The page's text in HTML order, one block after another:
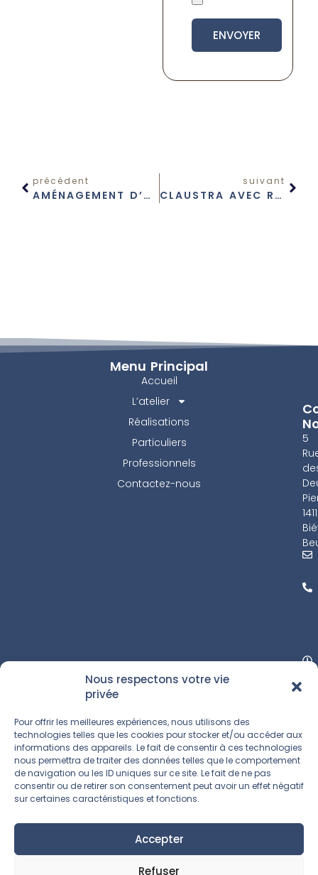
Nous respectons votre vie
privée
Pour offrir les meilleures expériences, nous utilisons des
technologies telles que les cookies pour stocker et/ou accéder aux
informations des appareils. Le fait de consentir à ces technologies
nous permettra de traiter des données telles que le comportement
de navigation ou les ID uniques sur ce site. Le fait de ne pas
consentir ou de retirer son consentement peut avoir un effet négatif
sur certaines caractéristiques et fonctions.
Accepter
Refuser
ENVOYER
précédent
AMÉNAGEMENT D’UNE ÉPICERIE FINE SUR MESURE
suivant
CLAUSTRA AVEC RANGEMENT POUR ENTRÉE SUR MESURE
Menu Principal
Accueil
L’atelier
Réalisations
Particuliers
Professionnels
Contactez-nous
5